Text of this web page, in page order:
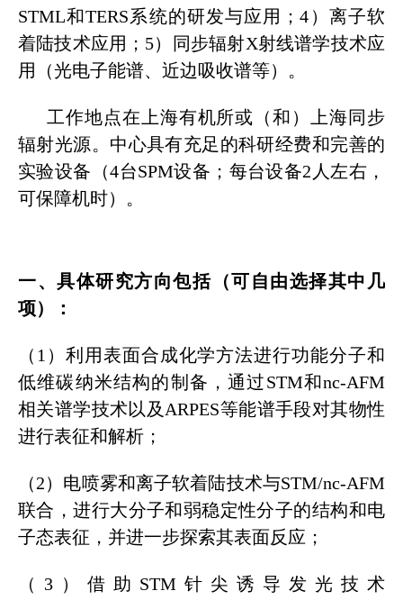
STML和TERS系统的研发与应用；4）离子软
着陆技术应用；5）同步辐射X射线谱学技术应
用（光电子能谱、近边吸收谱等）。
工作地点在上海有机所或（和）上海同步
辐射光源。中心具有充足的科研经费和完善的
实验设备（4台SPM设备；每台设备2人左右，
可保障机时）。
一、具体研究方向包括（可自由选择其中几
项）：
（1）利用表面合成化学方法进行功能分子和
低维碳纳米结构的制备，通过STM和nc-AFM
相关谱学技术以及ARPES等能谱手段对其物性
进行表征和解析；
（2）电喷雾和离子软着陆技术与STM/nc-AFM
联合，进行大分子和弱稳定性分子的结构和电
子态表征，并进一步探索其表面反应；
（3）借助STM针尖诱导发光技术